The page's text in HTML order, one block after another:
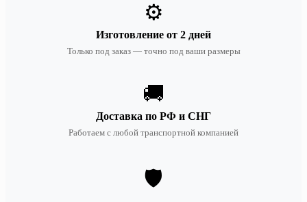
⚙️
Изготовление от 2 дней
Только под заказ — точно под ваши размеры
🚚
Доставка по РФ и СНГ
Работаем с любой транспортной компанией
🛡️